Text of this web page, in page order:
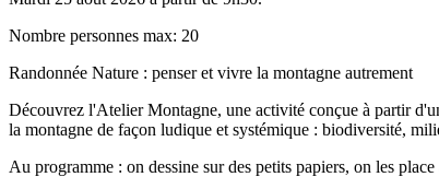
Nombre personnes max: 20
Randonnée Nature : penser et vivre la montagne autrement
Découvrez l'Atelier Montagne, une activité conçue à partir
la montagne de façon ludique et systémique : biodiversité,
Au programme : on dessine sur des petits papiers, on les